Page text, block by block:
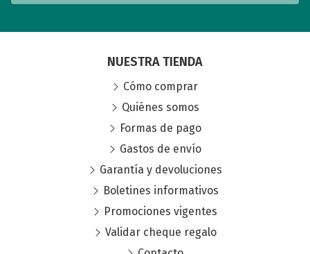
NUESTRA TIENDA
Cómo comprar
Quiénes somos
Formas de pago
Gastos de envío
Garantía y devoluciones
Boletines informativos
Promociones vigentes
Validar cheque regalo